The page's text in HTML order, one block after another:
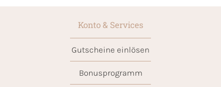
Konto & Services
Gutscheine einlösen
Bonusprogramm